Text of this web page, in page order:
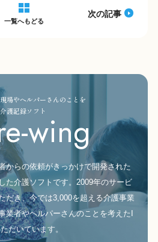
一覧へもどる
次の記事
wing
場やヘルパーさんのことを
護記録ソフト
からの依頼がきっかけで開発された
た介護ソフトです。2009年のサービ
だき、今では3,000を超える介護事業
業者やヘルパーさんのことを考えたI
だいています。